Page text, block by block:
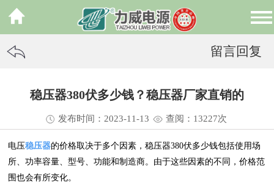
留言回复
稳压器380伏多少钱？稳压器厂家直销的
发布时间：2023-11-13 查阅：13227次
电压稳压器的价格取决于多个因素，稳压器380伏多少钱包括使用场
所、功率容量、型号、功能和制造商。由于这些因素的不同，价格范
围也会有所变化。